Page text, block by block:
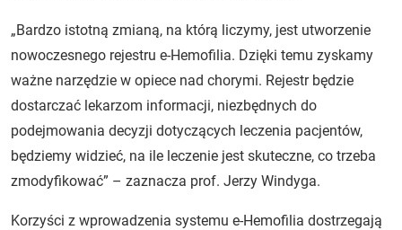
„Bardzo istotną zmianą, na którą liczymy, jest utworzenie
nowoczesnego rejestru e-Hemofilia. Dzięki temu zyskamy
ważne narzędzie w opiece nad chorymi. Rejestr będzie
dostarczać lekarzom informacji, niezbędnych do
podejmowania decyzji dotyczących leczenia pacjentów,
będziemy widzieć, na ile leczenie jest skuteczne, co trzeba
zmodyfikować” – zaznacza prof. Jerzy Windyga.
Korzyści z wprowadzenia systemu e-Hemofilia dostrzegają